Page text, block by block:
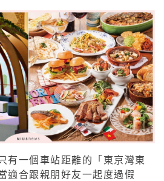
有一個車站距離的「東京灣東
適合跟親朋好友一起度過假